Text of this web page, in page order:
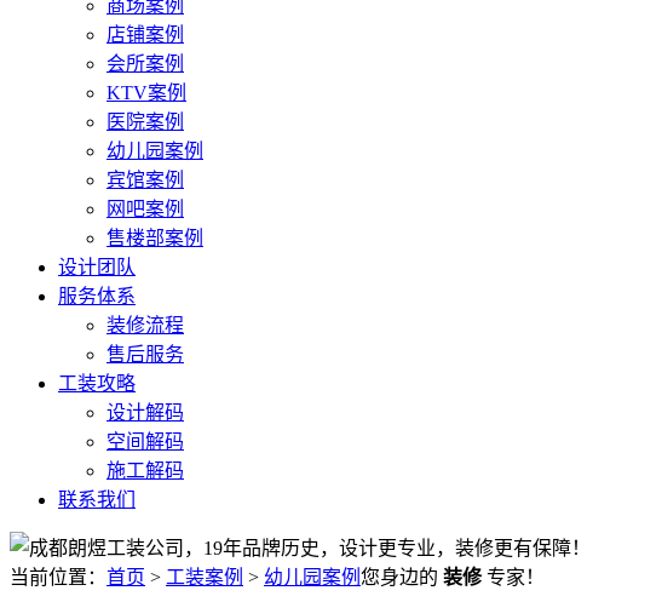
商场案例
店铺案例
会所案例
KTV案例
医院案例
幼儿园案例
宾馆案例
网吧案例
售楼部案例
设计团队
服务体系
装修流程
售后服务
工装攻略
设计解码
空间解码
施工解码
联系我们
当前位置： 首页 > 工装案例 > 幼儿园案例 您身边的 装修专家！